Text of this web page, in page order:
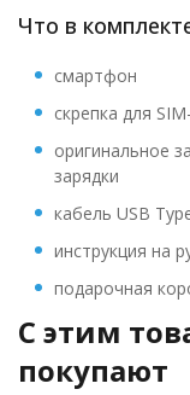
Что в
смартфон
скрепка для
оригинальное
зарядки
кабель USB
инструкция на
подарочная
C этим
покупают